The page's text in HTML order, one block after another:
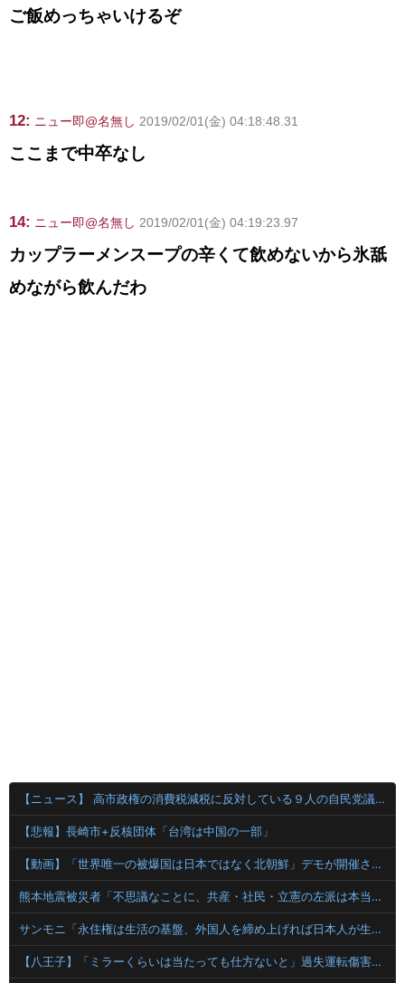
ご飯めっちゃいけるぞ
12: ニュー即@名無し 2019/02/01(金) 04:18:48.31
ここまで中卒なし
14: ニュー即@名無し 2019/02/01(金) 04:19:23.97
カップラーメンスープの辛くて飲めないから氷舐
めながら飲んだわ
【ニュース】 高市政権の消費税減税に反対している９人の自民党議員が全て判明！！！！ やっぱりコイツラかｗｗｗｗｗ
【悲報】長崎市+反核団体「台湾は中国の一部」
【動画】「世界唯一の被爆国は日本ではなく北朝鮮」デモが開催される
熊本地震被災者「不思議なことに、共産・社民・立憲の左派は本当に被害の大きい地域には来ていない。」
サンモニ「永住権は生活の基盤、外国人を締め上げれば日本人が生きやすくなるは勘違い」
【八王子】「ミラーくらいは当たっても仕方ないと」過失運転傷害などの疑いで韓国籍の宋竜巳容疑者を再逮捕 男女6人負傷 警視庁